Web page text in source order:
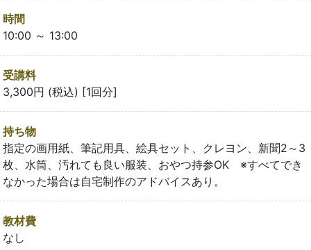
時間
10:00 ～ 13:00
受講料
3,300円 (税込) [1回分]
持ち物
指定の画用紙、筆記用具、絵具セット、クレヨン、新聞2～3
枚、水筒、汚れても良い服装、おやつ持参OK ※すべてでき
なかった場合は自宅制作のアドバイスあり。
教材費
なし